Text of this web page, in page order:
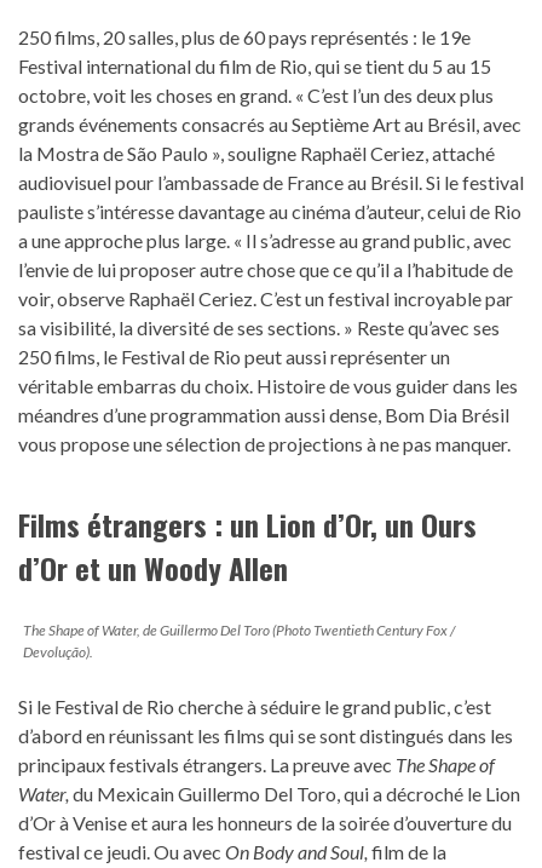
250 films, 20 salles, plus de 60 pays représentés : le 19e
Festival international du film de Rio, qui se tient du 5 au 15
octobre, voit les choses en grand. « C’est l’un des deux plus
grands événements consacrés au Septième Art au Brésil, avec
la Mostra de São Paulo », souligne Raphaël Ceriez, attaché
audiovisuel pour l’ambassade de France au Brésil. Si le festival
pauliste s’intéresse davantage au cinéma d’auteur, celui de Rio
a une approche plus large. « Il s’adresse au grand public, avec
l’envie de lui proposer autre chose que ce qu’il a l’habitude de
voir, observe Raphaël Ceriez. C’est un festival incroyable par
sa visibilité, la diversité de ses sections. » Reste qu’avec ses
250 films, le Festival de Rio peut aussi représenter un
véritable embarras du choix. Histoire de vous guider dans les
méandres d’une programmation aussi dense, Bom Dia Brésil
vous propose une sélection de projections à ne pas manquer.
Films étrangers : un Lion d’Or, un Ours
d’Or et un Woody Allen
The Shape of Water, de Guillermo Del Toro (Photo Twentieth Century Fox /
Devolução).
Si le Festival de Rio cherche à séduire le grand public, c’est
d’abord en réunissant les films qui se sont distingués dans les
principaux festivals étrangers. La preuve avec The Shape of
Water, du Mexicain Guillermo Del Toro, qui a décroché le Lion
d’Or à Venise et aura les honneurs de la soirée d’ouverture du
festival ce jeudi. Ou avec On Body and Soul, film de la